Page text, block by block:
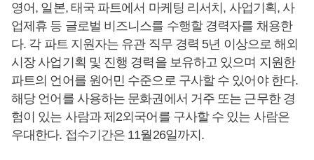
영어, 일본, 태국 파트에서 마케팅 리서치, 사업기획, 사
업제휴 등 글로벌 비즈니스를 수행할 경력자를 채용한
다. 각 파트 지원자는 유관 직무 경력 5년 이상으로 해외
시장 사업기획 및 진행 경력을 보유하고 있으며 지원한
파트의 언어를 원어민 수준으로 구사할 수 있어야 한다.
해당 언어를 사용하는 문화권에서 거주 또는 근무한 경
험이 있는 사람과 제2외국어를 구사할 수 있는 사람은
우대한다. 접수기간은 11월26일까지.